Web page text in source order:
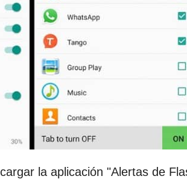
la aplicación "Alertas de